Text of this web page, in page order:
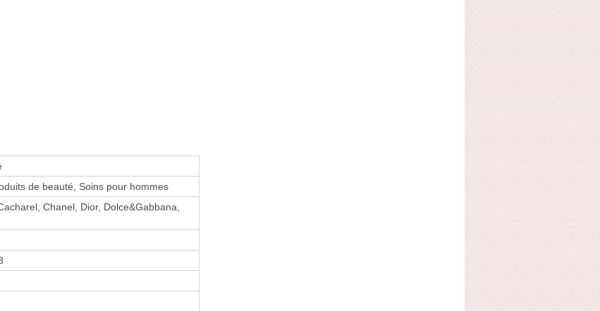
de beauté, Soins pour hommes
Chanel, Dior, Dolce&Gabbana,